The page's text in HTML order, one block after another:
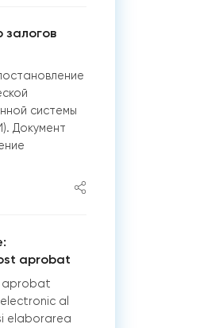
системы
Документ
aprobat
aprobat
al
elaborarea